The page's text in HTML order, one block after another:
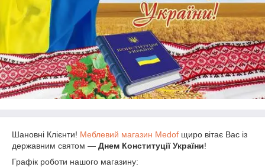
Шановні Клієнти! Меблевий магазин Medof щиро вітає Вас із
державним святом ― Днем Конституції України!
Графік роботи нашого магазину: